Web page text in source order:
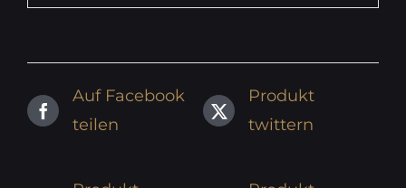
Auf Facebook
teilen
Produkt
twittern